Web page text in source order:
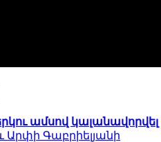
ամսով կալանավորվել
Արփի Գաբրիելյանի